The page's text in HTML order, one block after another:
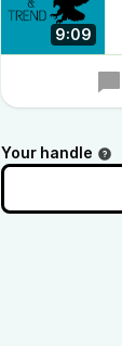
9:09
Your handle